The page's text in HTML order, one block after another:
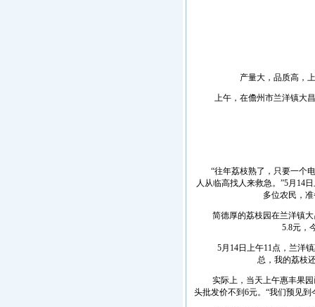
产量大，品质高，上
上午，在儋州市兰洋镇大昌
“往年荔枝熟了，只要一个电
人从临高找人来救急。”5月14
多位农民，
简德厚的荔枝园在兰洋镇大
5.8元，
5月14日上午11点，兰洋镇
总，我的荔枝
实际上，当天上午惠丰果园
头批发价不到6元。“我们预见